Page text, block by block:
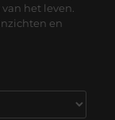
het leven.
en